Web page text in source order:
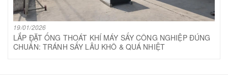
19/01/2026
LẮP ĐẶT ỐNG THOÁT KHÍ MÁY SẤY CÔNG NGHIỆP ĐÚNG
CHUẨN: TRÁNH SẤY LÂU KHÔ & QUÁ NHIỆT